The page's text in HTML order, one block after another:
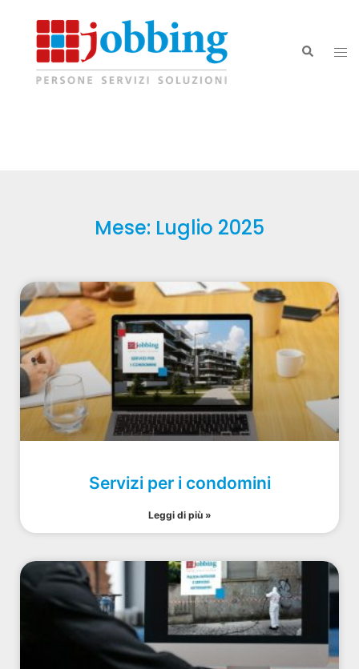
Mese: Luglio 2025
Servizi per i condomini
Leggi di più »